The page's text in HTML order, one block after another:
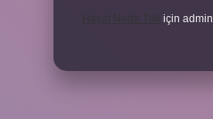
için admin